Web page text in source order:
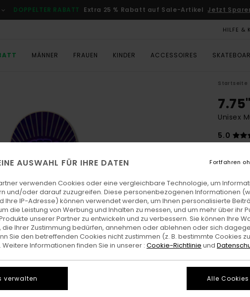
DOPPELTER RABATT Extra 25 % Rabatt auf Sale-Artikel Jetzt
HILFE &
MÄNNER FRAUEN KINDER ACCESSOIRES
Startseite
Unisex
5.0
Farbe
AUSWAHL FÜR IHRE DATEN
verwenden Cookies oder eine vergleichbare Technologie, um
und/oder darauf zuzugreifen. Diese personenbezogenen Informationen
Ihre IP-Adresse) können verwendet werden, um Ihnen personalisierte
die Leistung von Werbung und Inhalten zu messen, und um mehr über ihr
unserer Partner zu entwickeln und zu verbessern. Sie können Ihre
die Ihrer Zustimmung bedürfen, annehmen oder ablehnen oder sich
Sie den betreffenden Cookies nicht zustimmen (z. B. bestimmte Cookies
Informationen finden Sie in unserer : Cookie-Richtlinie und
verwalten
Fortfahren
Alle